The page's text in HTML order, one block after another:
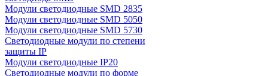
Модули светодиодные SMD 2835
Модули светодиодные SMD 5050
Модули светодиодные SMD 5730
Светодиодные модули по степени
защиты IP
Модули светодиодные IP20
Светодиодные модули по форме